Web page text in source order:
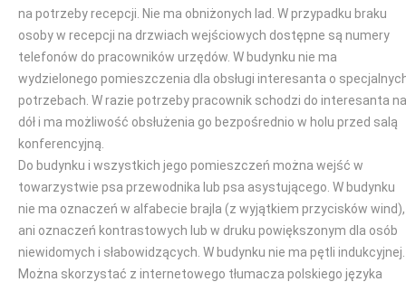
na potrzeby recepcji. Nie ma obniżonych lad. W przypadku braku
osoby w recepcji na drzwiach wejściowych dostępne są numery
telefonów do pracowników urzędów. W budynku nie ma
wydzielonego pomieszczenia dla obsługi interesanta o
potrzebach. W razie potrzeby pracownik schodzi do interesanta na
dół i ma możliwość obsłużenia go bezpośrednio w holu przed salą
konferencyjną.
Do budynku i wszystkich jego pomieszczeń można wejść w
towarzystwie psa przewodnika lub psa asystującego. W budynku
nie ma oznaczeń w alfabecie brajla (z wyjątkiem przycisków wind),
ani oznaczeń kontrastowych lub w druku powiększonym dla osób
niewidomych i słabowidzących. W budynku nie ma pętli indukcyjnej.
Można skorzystać z internetowego tłumacza polskiego języka